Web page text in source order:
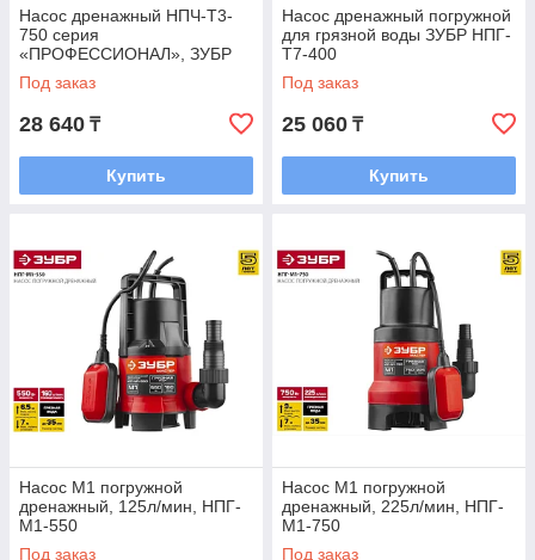
Насос дренажный НПЧ-Т3-
750 серия
«ПРОФЕССИОНАЛ», ЗУБР
Под заказ
28 640 ₸
Купить
Насос дренажный погружной
для грязной воды ЗУБР НПГ-
Т7-400
Под заказ
25 060 ₸
Купить
Насос М1 погружной
дренажный, 125л/мин, НПГ-
М1-550
Под заказ
Насос М1 погружной
дренажный, 225л/мин, НПГ-
М1-750
Под заказ